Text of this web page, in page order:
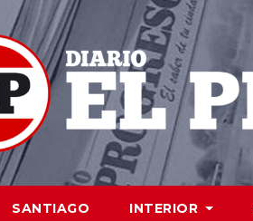
SANTIAGO INTERIOR